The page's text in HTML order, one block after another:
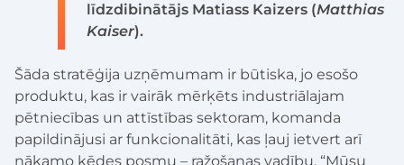
līdzdibinātājs Matiass Kaizers (Matthias
Kaiser).
Šāda stratēģija uzņēmumam ir būtiska, jo esošo
produktu, kas ir vairāk mērķēts industriālajam
pētniecības un attīstības sektoram, komanda
papildinājusi ar funkcionalitāti, kas ļauj ietvert arī
nākamo ķēdes posmu – ražošanas vadību. “Mūsu